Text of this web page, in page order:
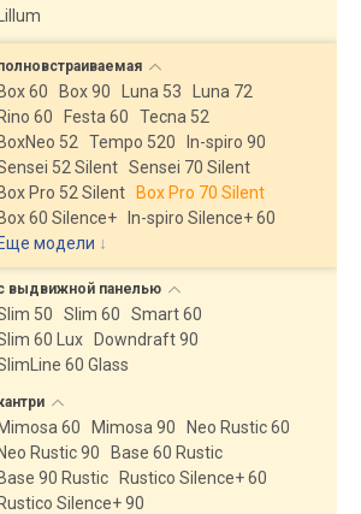
Lillum
Box 60 Box 90 Luna 53
Luna 72
Rino 60
Festa 60
Tecna 52
BoxNeo 52
Tempo 520
In-spiro 90
52 Silent Sensei 70 Silent
Box Pro 52 Silent
Box Pro 70 Silent
Box 60 Silence+
In-spiro Silence+ 60
Еще модели ↓
выдвижной панелью
50 Slim 60
Smart 60
60 Lux
Downdraft 90
60 Glass
Mimosa 60 Mimosa 90
Neo Rustic 60
Neo Rustic 90
Base 60 Rustic
Base 90 Rustic
Rustico Silence+ 60
Rustico Silence+ 90